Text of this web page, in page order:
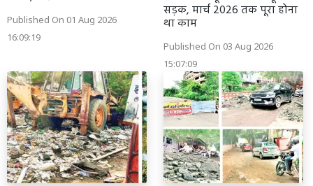
Published On 01 Aug 2026
16:09:19
सड़क, मार्च 2026 तक पूरा होना
था काम
Published On 03 Aug 2026
15:07:09